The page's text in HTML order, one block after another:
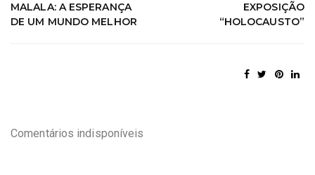
MALALA: A ESPERANÇA
DE UM MUNDO MELHOR
EXPOSIÇÃO
“HOLOCAUSTO”
Comentários indisponíveis